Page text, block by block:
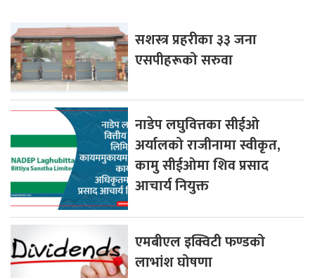
सशस्त्र प्रहरीका ३३ जना
एसपीहरूको सरुवा
नाडेप लघुवित्तका सीईओ
अर्यालको राजीनामा स्वीकृत,
कामु सीईओमा शिव प्रसाद
आचार्य नियुक्त
एमबीएल इक्विटी फण्डको
लाभांश घोषणा